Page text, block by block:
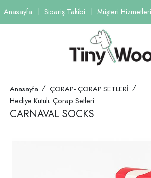
Anasayfa Sipariş Takibi Müşteri Hizmetleri
Anasayfa
ÇORAP- ÇORAP SETLERİ
Hediye Kutulu Çorap Setleri
CARNAVAL SOCKS